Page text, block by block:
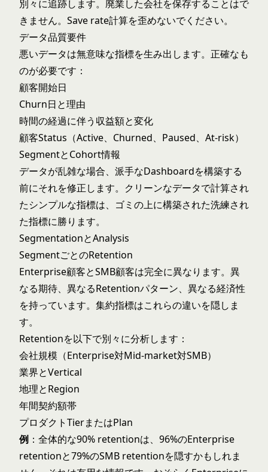
別々に追跡します。廃業した会社を保存することはで
きません。Save rate計算を歪めないでください。
データ品質要件
悪いデータは無意味な指標を生み出します。正確なも
のが必要です：
顧客開始日
Churn日と理由
時間の経過に伴う収益額と変化
顧客Status（Active、Churned、Paused、At-risk）
SegmentとCohort情報
データが乱雑な場合、派手なDashboardを構築する
前にそれを修正します。クリーンなデータで計算され
たシンプルな指標は、ゴミの上に構築された洗練され
た指標に勝ります。
SegmentationとAnalysis
SegmentごとのRetention
Enterprise顧客とSMB顧客は完全に異なります。異
なる期待、異なるRetentionパターン、異なる経済性
を持っています。集約指標はこれらの違いを隠しま
す。
Retentionを以下で別々に分析します：
会社規模（Enterprise対Mid-market対SMB）
業界とVertical
地理とRegion
年間契約額帯
プロダクトTierまたはPlan
例 ：全体的な90% retentionは、96%のEnterprise
retentionと79%のSMB retentionを隠すかもしれま